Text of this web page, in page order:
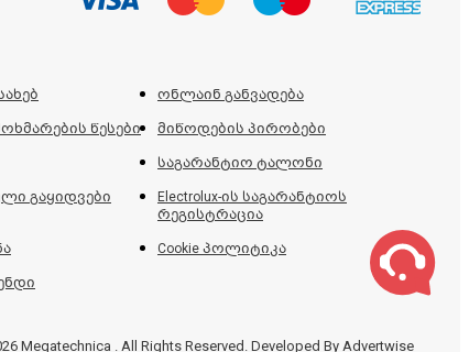
ონლაინ განვადება
წესები
მიწოდების პირობები
საგარანტიო ტალონი
გაყიდვები
Electrolux-ის საგარანტიოს
რეგისტრაცია
Cookie პოლიტიკა
Megatechnica . All Rights Reserved. Developed By Advertwise